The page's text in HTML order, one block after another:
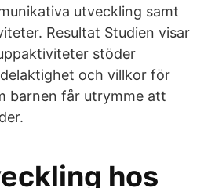
utveckling samt
Resultat Studien visar
stöder
och villkor för
barnen får utrymme att
hos